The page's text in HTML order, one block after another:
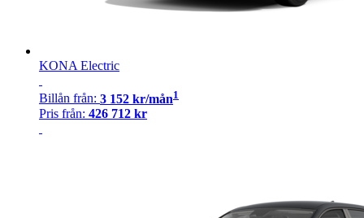
KONA Electric
Billån från: 3 152 kr/mån1
Pris från: 426 712 kr